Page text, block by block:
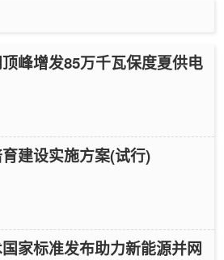
峰增发85万千瓦保度夏供电
建设实施方案(试行)
家标准发布助力新能源并网